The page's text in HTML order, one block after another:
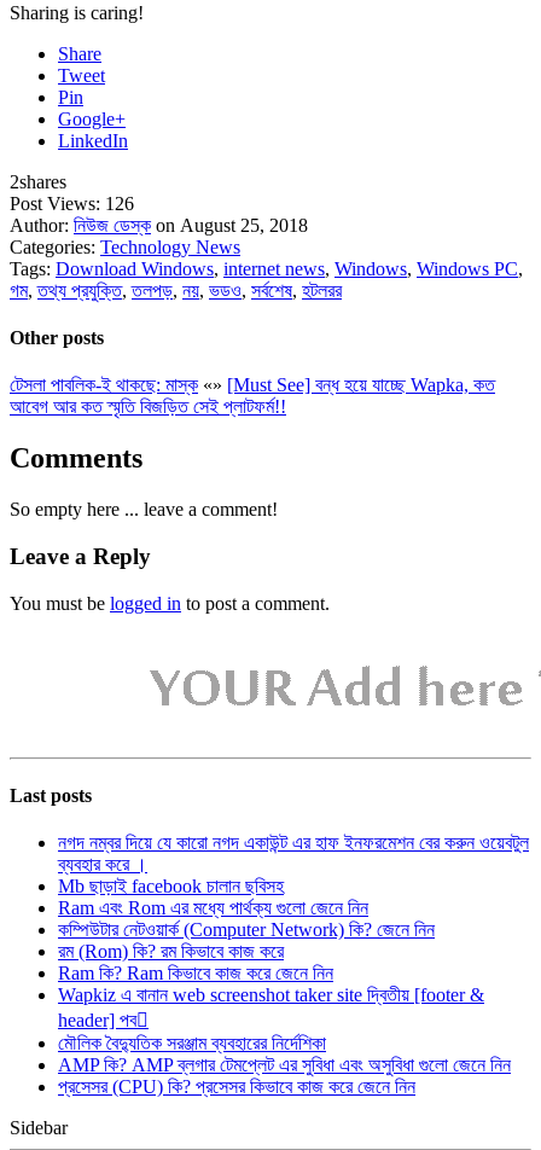
Sharing is caring!
Share
Tweet
Pin
Google+
LinkedIn
2shares
Post Views: 126
Author: নিউজ ডেস্ক on August 25, 2018
Categories: Technology News
Tags: Download Windows, internet news, Windows, Windows PC,
গম,তথ্য প্রযুক্তি,তলপড়, নয়, ভডও, সর্বশেষ, হটলরর
Other posts
টেসলা পাবলিক-ই থাকছে: মাস্ক «» [Must See] বন্ধ হয়ে যাচ্ছে Wapka, কত
আবেগ আর কত স্মৃতি বিজড়িত সেই প্লাটফর্ম!!
Comments
So empty here ... leave a comment!
Leave a Reply
You must be logged in to post a comment.
Last posts
নগদ নম্বর দিয়ে যে কারো নগদ একাউন্ট এর হাফ ইনফরমেশন বের করুন ওয়েবটুল
ব্যবহার করে ।
Mb ছাড়াই facebook চালান ছবিসহ
Ram এবং Rom এর মধ্যে পার্থক্য গুলো জেনে নিন
কম্পিউটার নেটওয়ার্ক (Computer Network) কি? জেনে নিন
রম (Rom) কি? রম কিভাবে কাজ করে
Ram কি? Ram কিভাবে কাজ করে জেনে নিন
Wapkiz এ বানান web screenshot taker site দ্বিতীয় [footer &
header] পব
মৌলিক বৈদ্যুতিক সরঞ্জাম ব্যবহারের নির্দেশিকা
AMP কি? AMP ব্লগার টেমপ্লেট এর সুবিধা এবং অসুবিধা গুলো জেনে নিন
প্রসেসর (CPU) কি? প্রসেসর কিভাবে কাজ করে জেনে নিন
Sidebar